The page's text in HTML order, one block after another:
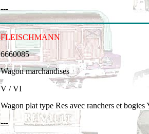
---
FLEISCHMANN
6660085
Wagon marchandises
V / VI
Wagon plat type Res avec ranchers et bogies
---